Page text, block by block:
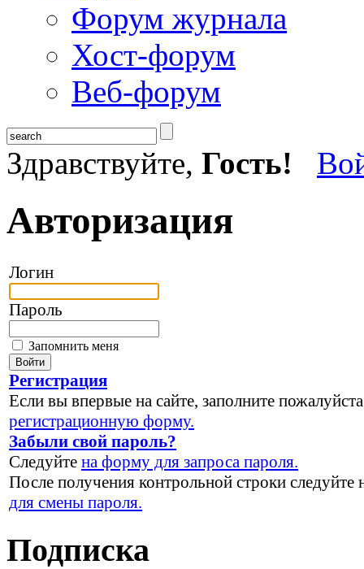
Форум журнала
Хост-форум
Веб-форум
Здравствуйте, Гость!
Авторизация
Логин
Пароль
Запомнить меня
Регистрация
Если вы впервые на сайте, заполните пожалуйста
регистрационную форму.
Забыли свой пароль?
Следуйте на форму для запроса пароля.
После получения контрольной строки следуйте
для смены пароля.
Подписка